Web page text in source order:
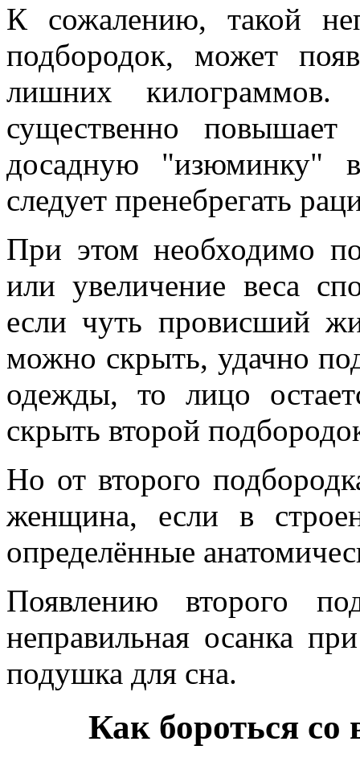
К сожалению, такой
подбородок, может
лишних
существенно
досадную "изюминку"
следует пренебрегать
При этом необходимо
или увеличение веса
если чуть провисший
можно скрыть, удачно
одежды, то лицо
скрыть второй
Но от второго
женщина, если в
определённые
Появлению второго
неправильная осанка
подушка для сна.
Как бороться